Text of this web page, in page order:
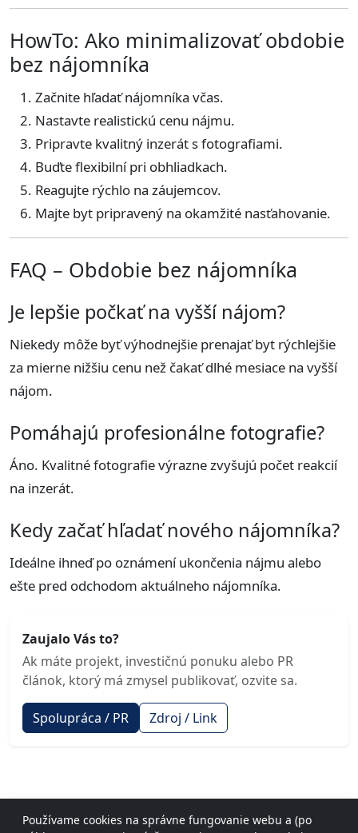
HowTo: Ako minimalizovať obdobie
bez nájomníka
Začnite hľadať nájomníka včas.
Nastavte realistickú cenu nájmu.
Pripravte kvalitný inzerát s fotografiami.
Buďte flexibilní pri obhliadkach.
Reagujte rýchlo na záujemcov.
Majte byt pripravený na okamžité nasťahovanie.
FAQ – Obdobie bez nájomníka
Je lepšie počkať na vyšší nájom?
Niekedy môže byť výhodnejšie prenajať byt rýchlejšie
za mierne nižšiu cenu než čakať dlhé mesiace na vyšší
nájom.
Pomáhajú profesionálne fotografie?
Áno. Kvalitné fotografie výrazne zvyšujú počet reakcií
na inzerát.
Kedy začať hľadať nového nájomníka?
Ideálne ihneď po oznámení ukončenia nájmu alebo
ešte pred odchodom aktuálneho nájomníka.
Zaujalo Vás to?
Ak máte projekt, investičnú ponuku alebo PR
článok, ktorý má zmysel publikovať, ozvite sa.
Spolupráca / PR Zdroj / Link
Používame cookies na správne fungovanie webu a (po